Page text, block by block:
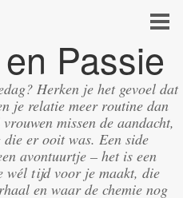
Passie
Herken je het gevoel dat
je relatie meer routine dan
missen de aandacht,
er ooit was. Een side
avontuurtje – het is een
wél tijd voor je maakt, die
en waar de chemie nog